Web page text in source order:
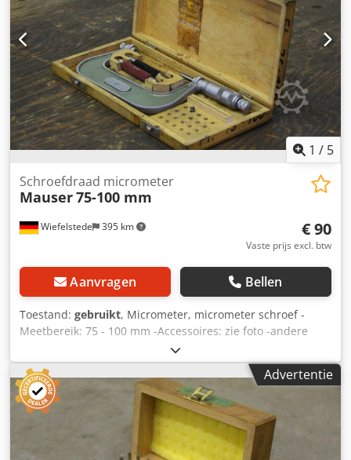
1 / 5
Wiefelstede 395 km
Schroefdraad micrometer
Mauser75-100 mm
€ 90
Vaste prijs excl. btw
Aanvragen Bellen
Toestand: gebruikt, Micrometer, micrometer schroef -
Meetbereik: 75 - 100 mm -Accessoires: zie foto -andere
maten: beschikbaar -Afmetingen doos: 265/125/H25 mm -
Totaal gewicht: 0,8 kg Cjdpfx Adofn Am Uopjrf
Advertentie